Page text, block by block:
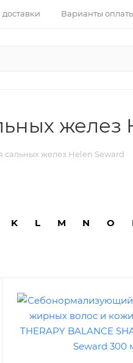
Варианты
желез
сальных желез Helen Seward
K L M N O